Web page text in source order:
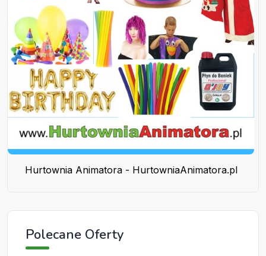
Hurtownia Animatora - HurtowniaAnimatora.pl
Polecane Oferty